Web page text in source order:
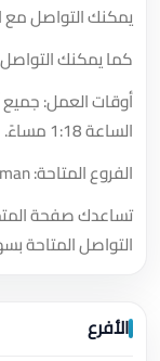
يمكنك التواصل مع
كما يمكنك
الساعة 1:18 مساءً.
الفروع المتاحة: amman.
تساعدك صفحة
التواصل المتاحة
الأفرع